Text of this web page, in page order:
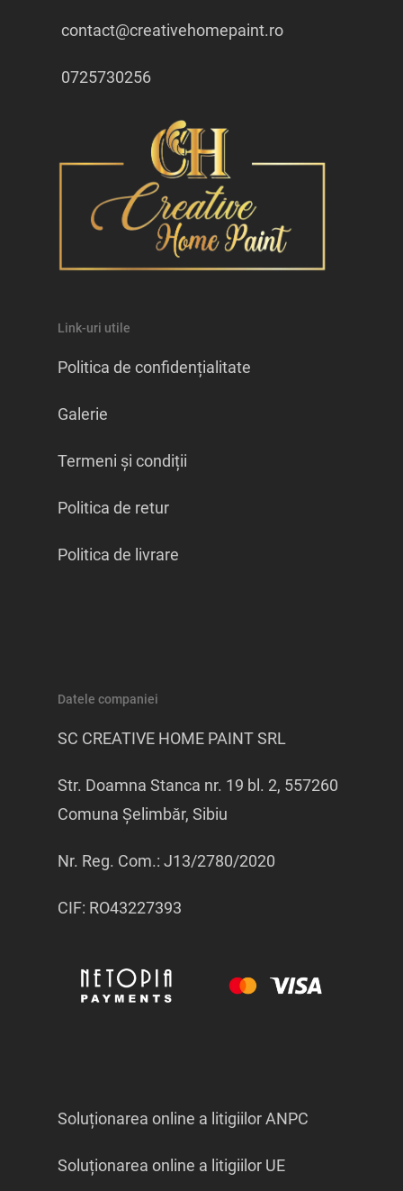
contact@creativehomepaint.ro
0725730256
Link-uri utile
Politica de confidențialitate
Galerie
Termeni și condiții
Politica de retur
Politica de livrare
Datele companiei
SC CREATIVE HOME PAINT SRL
Str. Doamna Stanca nr. 19 bl. 2, 557260
Comuna Șelimbăr, Sibiu
Nr. Reg. Com.: J13/2780/2020
CIF: RO43227393
Soluționarea online a litigiilor ANPC
Soluționarea online a litigiilor UE